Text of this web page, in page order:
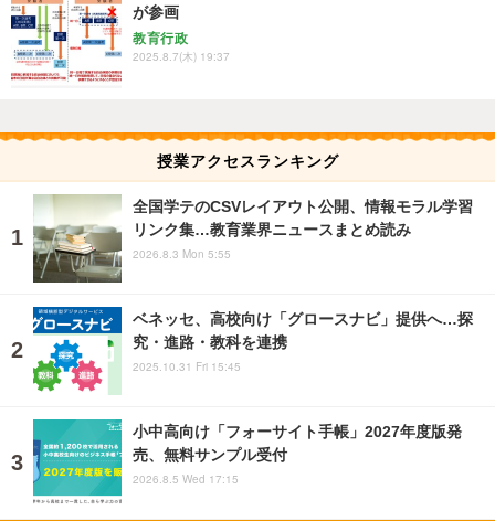
が参画
教育行政
2025.8.7(木) 19:37
授業アクセスランキング
全国学テのCSVレイアウト公開、情報モラル学習
リンク集…教育業界ニュースまとめ読み
2026.8.3 Mon 5:55
ベネッセ、高校向け「グロースナビ」提供へ…探
究・進路・教科を連携
2025.10.31 Fri 15:45
小中高向け「フォーサイト手帳」2027年度版発
売、無料サンプル受付
2026.8.5 Wed 17:15